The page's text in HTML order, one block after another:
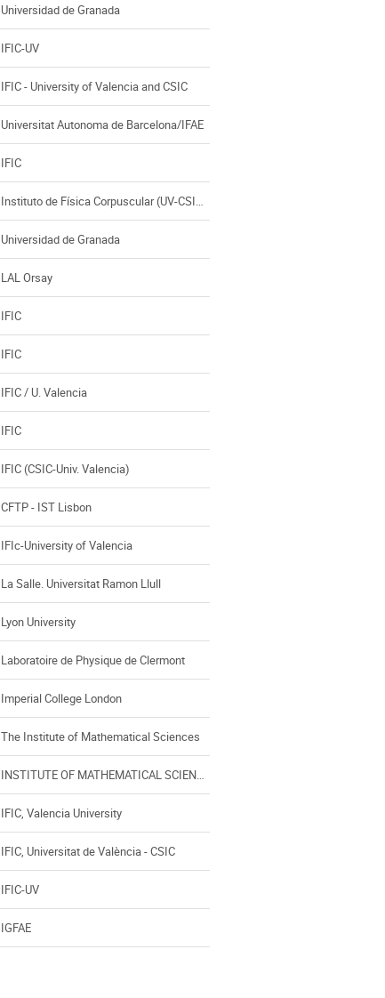
Universidad de Granada
IFIC-UV
IFIC - University of Valencia and CSIC
Universitat Autonoma de Barcelona/IFAE
IFIC
Universidad de Granada
LAL Orsay
IFIC
IFIC
IFIC / U. Valencia
IFIC
IFIC (CSIC-Univ. Valencia)
CFTP - IST Lisbon
IFIc-University of Valencia
La Salle. Universitat Ramon Llull
Lyon University
Laboratoire de Physique de Clermont
Imperial College London
The Institute of Mathematical Sciences
IFIC, Valencia University
IFIC, Universitat de València - CSIC
IFIC-UV
IGFAE